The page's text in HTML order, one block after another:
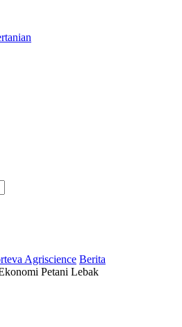
Agriscience Berita
Petani Lebak